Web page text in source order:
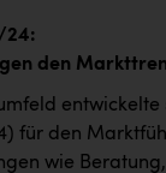
24:
den
für den
wie